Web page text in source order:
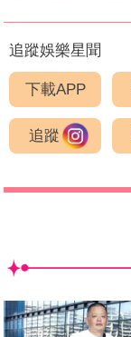
追蹤娛樂星聞
下載APP
追蹤